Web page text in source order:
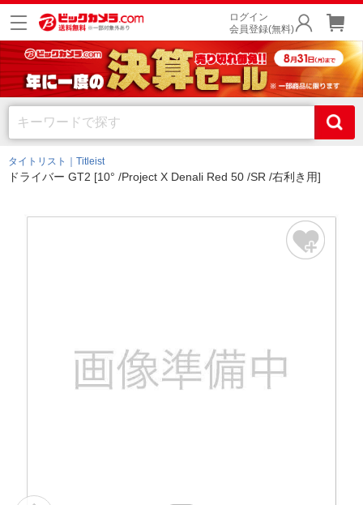
ログイン
会員登録(無料)
タイトリスト｜Titleist
ドライバー GT2 [10° /Project X Denali Red 50 /SR /右利き用]